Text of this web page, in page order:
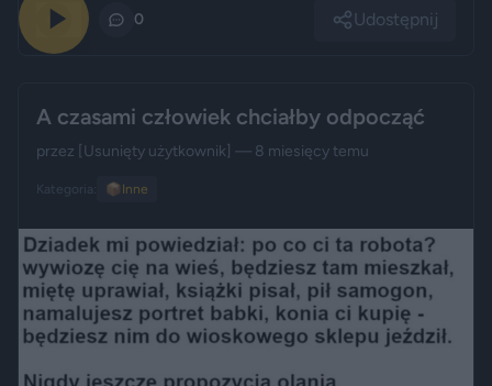
0 Udostępnij
A czasami człowiek chciałby odpocząć
przez [Usunięty użytkownik] — 8 miesięcy temu
Kategoria: 📦 Inne